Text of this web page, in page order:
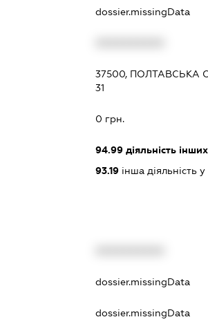
dossier.missingData
37500, ПОЛТАВСЬКА
31
0 грн.
94.99 діяльність
93.19 інша діяльність
dossier.missingData
dossier.missingData